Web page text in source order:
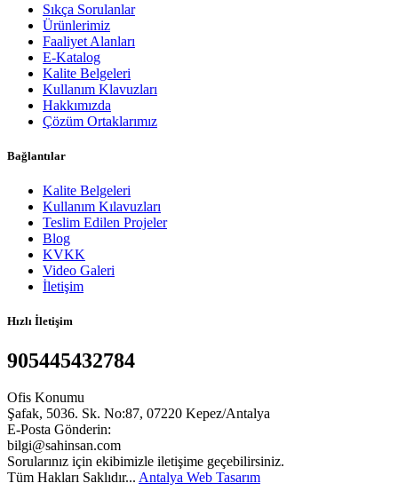
Sıkça Sorulanlar
Ürünlerimiz
Faaliyet Alanları
E-Katalog
Kalite Belgeleri
Kullanım Klavuzları
Hakkımızda
Çözüm Ortaklarımız
Bağlantılar
Kalite Belgeleri
Kullanım Kılavuzları
Teslim Edilen Projeler
Blog
KVKK
Video Galeri
İletişim
Hızlı İletişim
905445432784
Ofis Konumu
Şafak, 5036. Sk. No:87, 07220 Kepez/Antalya
E-Posta Gönderin:
bilgi@sahinsan.com
Sorularınız için ekibimizle iletişime geçebilirsiniz.
Tüm Hakları Saklıdır... Antalya Web Tasarım